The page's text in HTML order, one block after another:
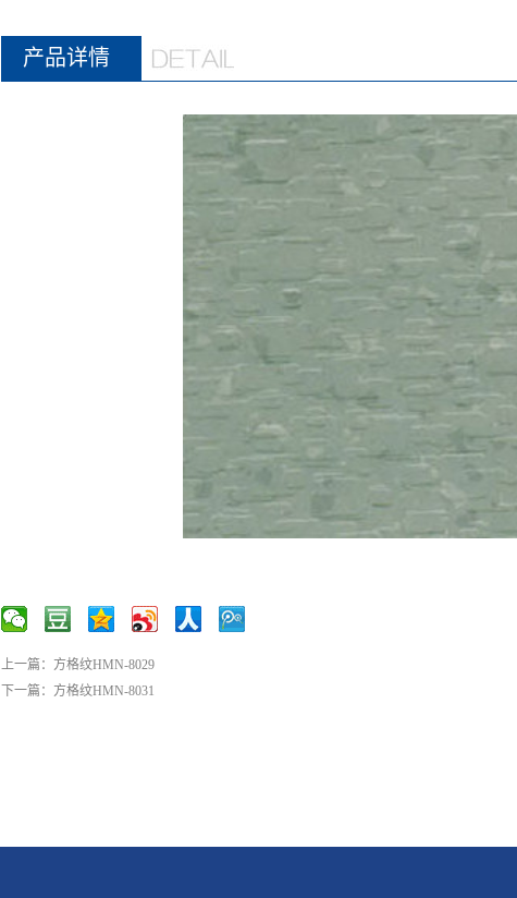
产品详情
上一篇： 方格纹HMN-8029
下一篇： 方格纹HMN-8031